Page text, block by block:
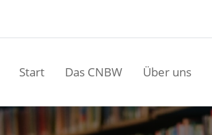
Start Das CNBW Über uns